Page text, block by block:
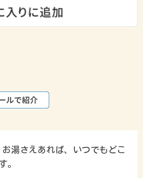
湯さえあれば、いつでもどこ
。